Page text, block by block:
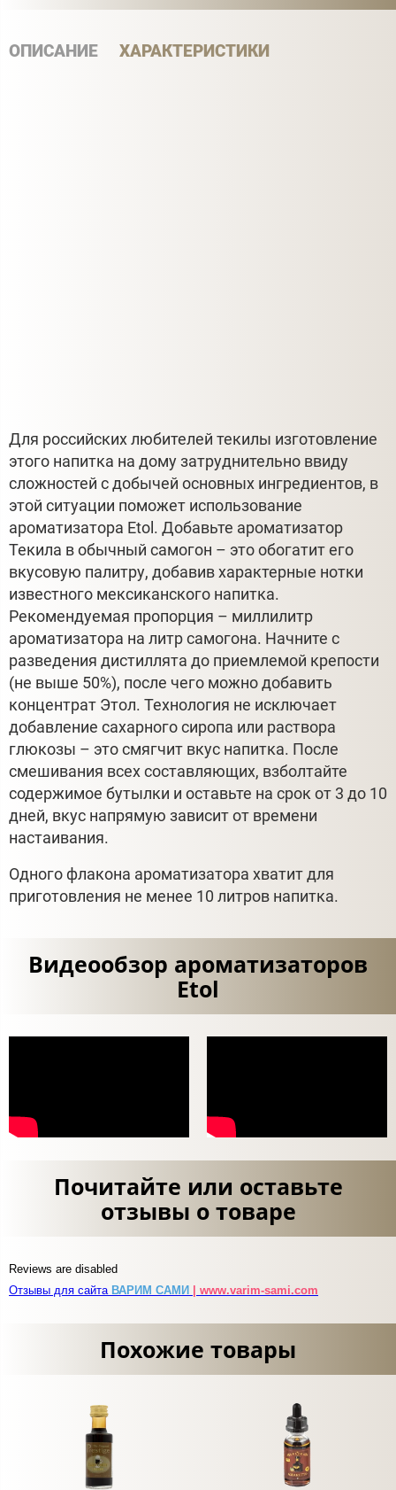
ОПИСАНИЕ ХАРАКТЕРИСТИКИ
Для российских любителей текилы изготовление
этого напитка на дому затруднительно ввиду
сложностей с добычей основных ингредиентов, в
этой ситуации поможет использование
ароматизатора Etol. Добавьте ароматизатор
Текила в обычный самогон – это обогатит его
вкусовую палитру, добавив характерные нотки
известного мексиканского напитка.
Рекомендуемая пропорция – миллилитр
ароматизатора на литр самогона. Начните с
разведения дистиллята до приемлемой крепости
(не выше 50%), после чего можно добавить
концентрат Этол. Технология не исключает
добавление сахарного сиропа или раствора
глюкозы – это смягчит вкус напитка. После
смешивания всех составляющих, взболтайте
содержимое бутылки и оставьте на срок от 3 до 10
дней, вкус напрямую зависит от времени
настаивания.
Одного флакона ароматизатора хватит для
приготовления не менее 10 литров напитка.
Видеообзор ароматизаторов
Etol
Почитайте или оставьте
отзывы о товаре
Reviews are disabled
Отзывы для сайта ВАРИМ САМИ | www.varim-sami.com
Похожие товары